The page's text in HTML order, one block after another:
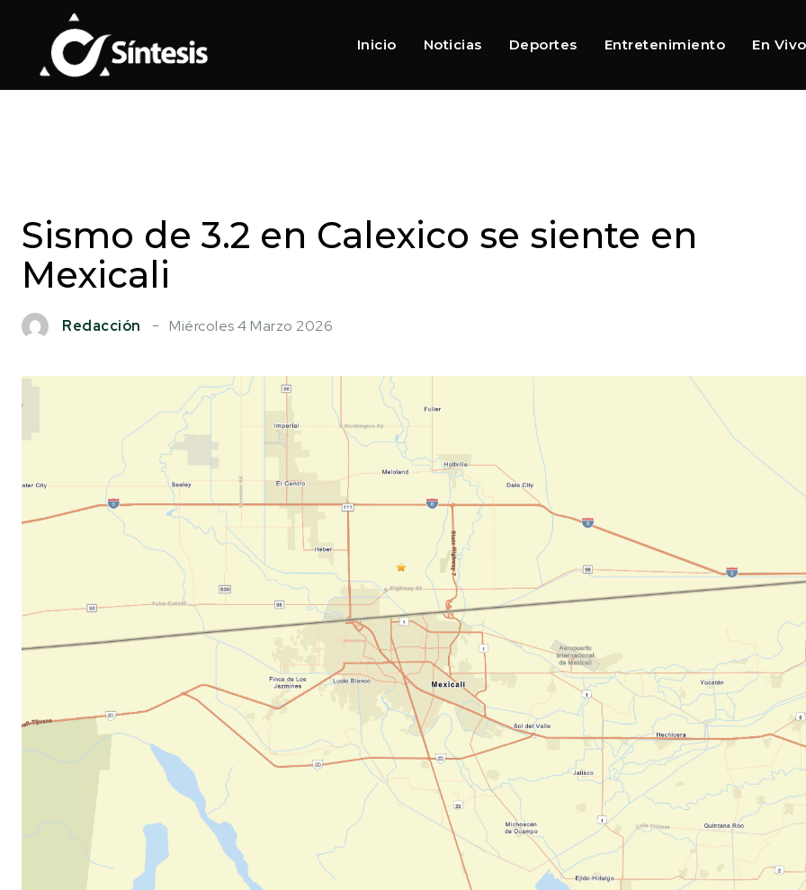
Inicio Noticias Deportes Entretenimiento En Vivo
Sismo de 3.2 en Calexico se siente en
Mexicali
Redacción Miércoles 4 Marzo 2026